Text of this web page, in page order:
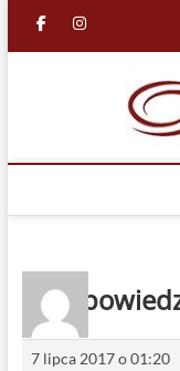
facebook
in
7 lipca 2017 o 01:20